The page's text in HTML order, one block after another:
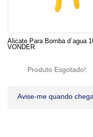
Alicate Para Bomba d´agua
VONDER
Produto Esgotado!
Avise-me quando